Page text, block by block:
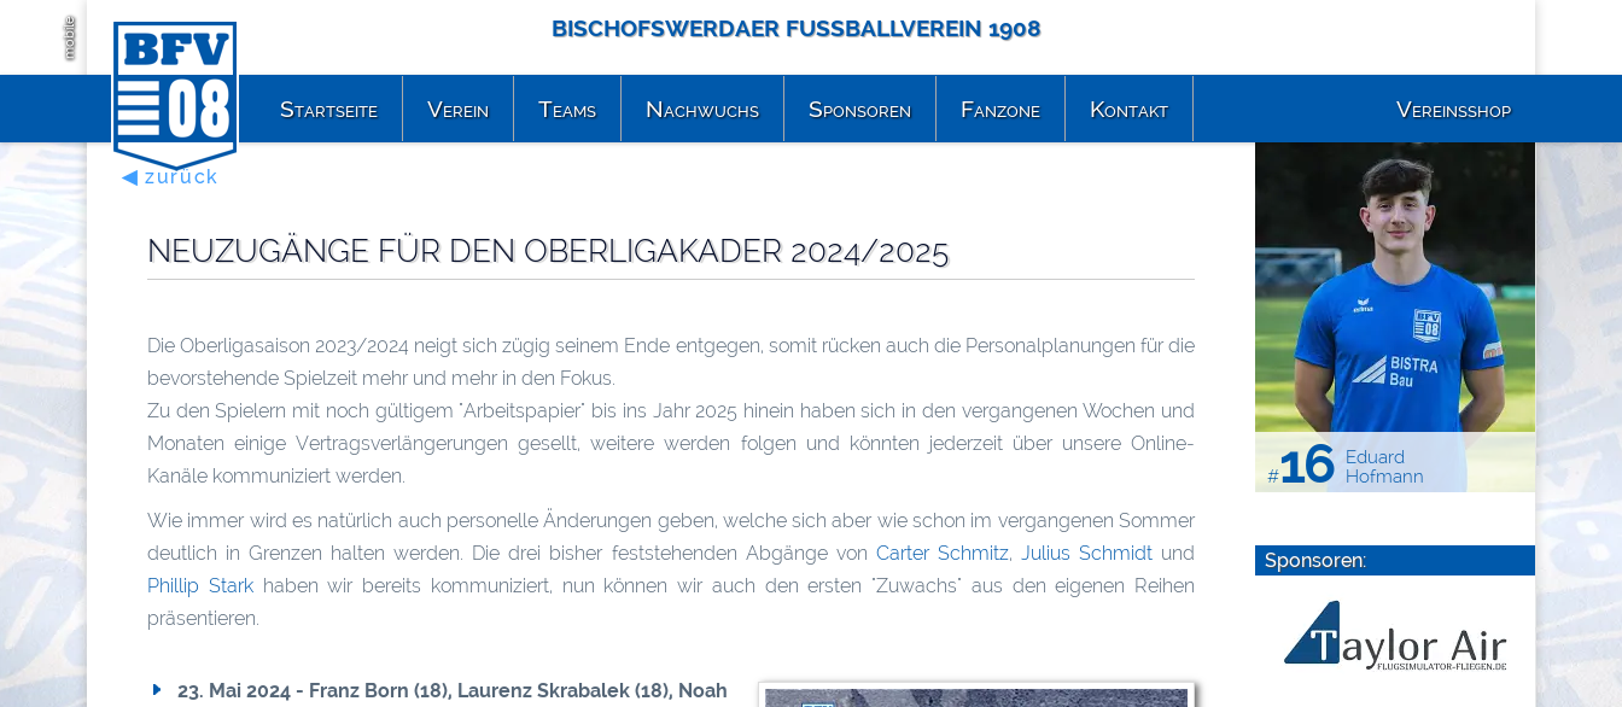
BISCHOFSWERDAER FUSSBALLVEREIN 1908
mobile
#16
Eduard
Hofmann
Sponsoren:
◀ zurück
NEUZUGÄNGE FÜR DEN OBERLIGAKADER 2024/2025
Die Oberligasaison 2023/2024 neigt sich zügig seinem Ende entgegen, somit rücken auch die Personalplanungen für die
bevorstehende Spielzeit mehr und mehr in den Fokus.
Zu den Spielern mit noch gültigem "Arbeitspapier" bis ins Jahr 2025 hinein haben sich in den vergangenen Wochen und
Monaten einige Vertragsverlängerungen gesellt, weitere werden folgen und könnten jederzeit über unsere Online-
Kanäle kommuniziert werden.
Wie immer wird es natürlich auch personelle Änderungen geben, welche sich aber wie schon im vergangenen Sommer
deutlich in Grenzen halten werden. Die drei bisher feststehenden Abgänge von Carter Schmitz, Julius Schmidtund
Phillip Starkhaben wir bereits kommuniziert, nun können wir auch den ersten "Zuwachs" aus den eigenen Reihen
präsentieren.
23. Mai 2024 - Franz Born (18), Laurenz Skrabalek (18), Noah
Startseite Verein Teams Nachwuchs Sponsoren Fanzone Kontakt Vereinsshop